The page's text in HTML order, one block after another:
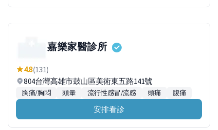
嘉樂家醫診所
4.8(131)
804台灣高雄市鼓山區美術東五路141號
胸痛/胸悶 頭暈 流行性感冒/流感 頭痛 腹痛
安排看診